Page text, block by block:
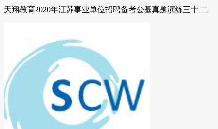
天翔教育2020年江苏事业单位招聘备考公基真题演练三十 二